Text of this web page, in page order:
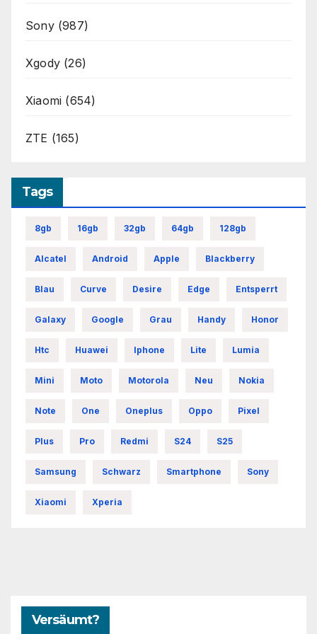
Sony(987)
Xgody (26)
Xiaomi (654)
ZTE (165)
Tags
8gb 16gb 32gb 64gb 128gb
Alcatel Android Apple Blackberry
Blau Curve Desire Edge Entsperrt
Galaxy Google Grau Handy Honor
Htc Huawei Iphone Lite Lumia
Mini Moto Motorola Neu Nokia
Note One Oneplus Oppo Pixel
Plus Pro Redmi S24 S25
Samsung Schwarz Smartphone Sony
Xiaomi Xperia
Versäumt?